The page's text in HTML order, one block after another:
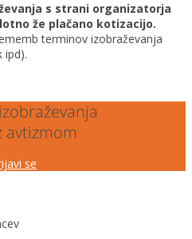
s strani organizatorja
že plačano kotizacijo.
terminov izobraževanja
ipd).
avtizmom
se